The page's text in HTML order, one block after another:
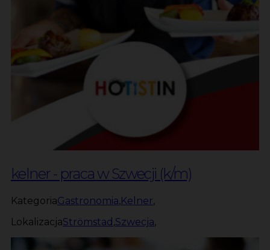
kelner - praca w Szwecji (k/m)
KategoriaGastronomia,Kelner,
LokalizacjaStrömstad ,Szwecja,